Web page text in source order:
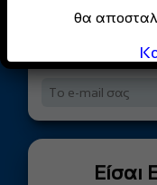
Κάντε εγγραφή
Είσαι
θα